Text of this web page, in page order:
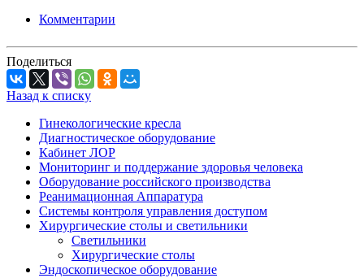
Комментарии
Поделиться
Назад к списку
Гинекологические кресла
Диагностическое оборудование
Кабинет ЛОР
Мониторинг и поддержание здоровья человека
Оборудование российского производства
Реанимационная Аппаратура
Системы контроля управления доступом
Хирургические столы и светильники
Светильники
Хирургические столы
Эндоскопическое оборудование